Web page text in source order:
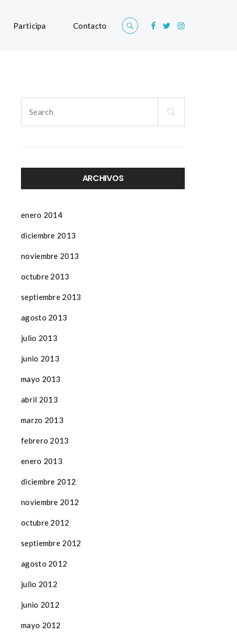
Participa Contacto
for:
ARCHIVOS
enero 2014
diciembre 2013
noviembre 2013
octubre 2013
septiembre 2013
agosto 2013
julio 2013
junio 2013
mayo 2013
abril 2013
marzo 2013
febrero 2013
enero 2013
diciembre 2012
noviembre 2012
octubre 2012
septiembre 2012
agosto 2012
julio 2012
junio 2012
mayo 2012